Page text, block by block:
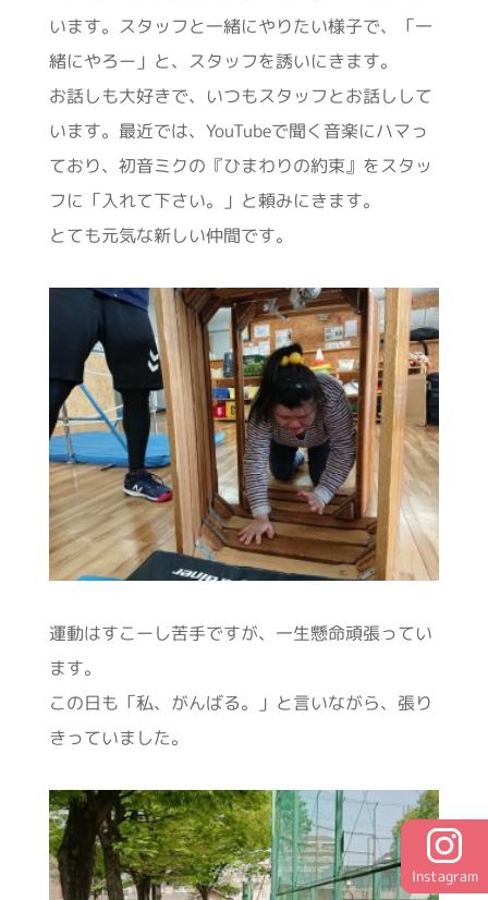
います。スタッフと一緒にやりたい様子で、「一
緒にやろー」と、スタッフを誘いにきます。
お話しも大好きで、いつもスタッフとお話しして
います。最近では、YouTubeで聞く音楽にハマっ
ており、初音ミクの『ひまわりの約束』をスタッ
フに「入れて下さい。」と頼みにきます。
とても元気な新しい仲間です。
運動はすこーし苦手ですが、一生懸命頑張ってい
ます。
この日も「私、がんばる。」と言いながら、張り
きっていました。
Instagram